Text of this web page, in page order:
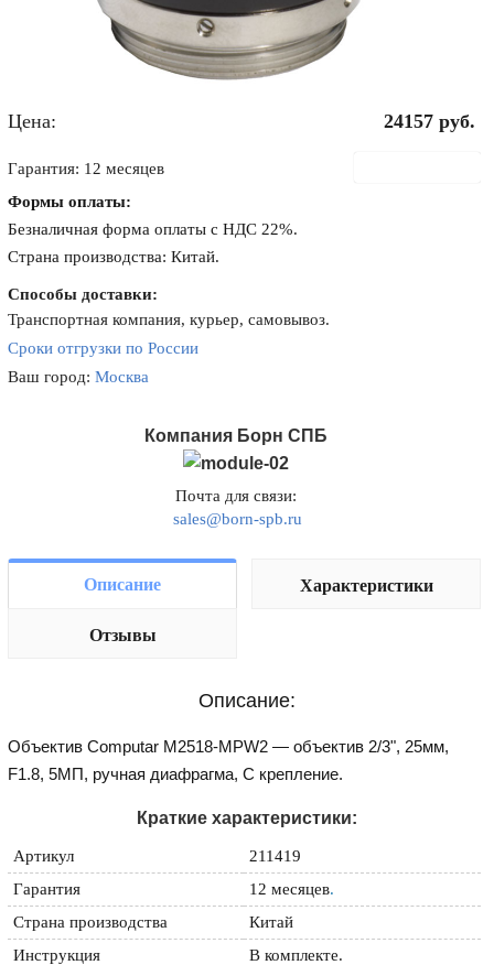
Цена: 24157 руб.
Гарантия: 12 месяцев
Формы оплаты:
Безналичная форма оплаты с НДС 22%.
Страна производства: Китай.
Способы доставки:
Транспортная компания, курьер, самовывоз.
Сроки отгрузки по России
Ваш город:Москва
Компания Борн СПБ
Почта для связи:
sales@born-spb.ru
Описание Характеристики
Отзывы
Описание:
Объектив Computar M2518-MPW2 — объектив 2/3", 25мм,
F1.8, 5МП, ручная диафрагма, С крепление.
Краткие характеристики:
Артикул
211419
Гарантия
12 месяцев.
Страна производства
Китай
Инструкция
В комплекте.